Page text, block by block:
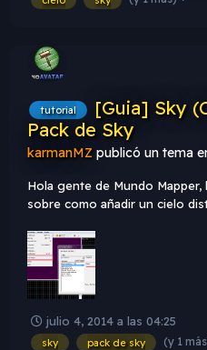
tutorial
[Guia] Sky
Pack de Sky
karmanMZ publicó un tema
Hola gente de Mundo Mapper,
sobre como añadir un cielo
imágenes de extensión .TGA
generan un efecto de vista
Supongamos que el...
julio 4, 2014 a las 04:25
sky pack de sky (y 1